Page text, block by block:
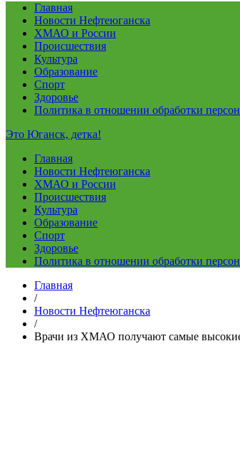
Главная
Новости Нефтеюганска
ХМАО и России
Происшествия
Культура
Образование
Спорт
Здоровье
Политика в отношении обработки
Это Юганск, детка!
Главная
Новости Нефтеюганска
ХМАО и России
Происшествия
Культура
Образование
Спорт
Здоровье
Политика в отношении обработки
Главная
/
Новости Нефтеюганска
/
Врачи из ХМАО получают самые